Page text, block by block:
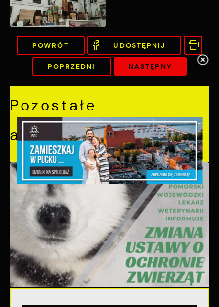
POWRÓT UDOSTĘPNIJ
POPRZEDNI NASTĘPNY
Pozostałe
aktualności